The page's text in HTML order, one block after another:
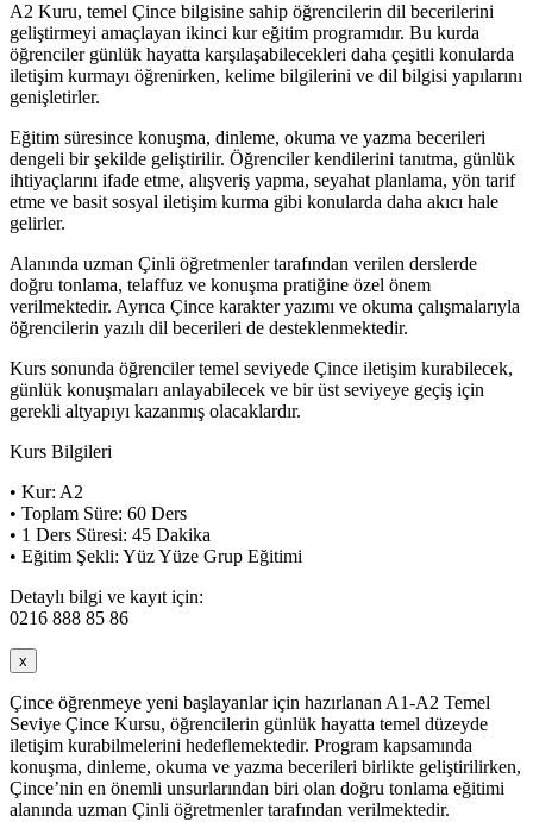
A2 Kuru, temel Çince bilgisine sahip öğrencilerin dil becerilerini
geliştirmeyi amaçlayan ikinci kur eğitim programıdır. Bu kurda
öğrenciler günlük hayatta karşılaşabilecekleri daha çeşitli konularda
iletişim kurmayı öğrenirken, kelime bilgilerini ve dil bilgisi yapılarını
genişletirler.
Eğitim süresince konuşma, dinleme, okuma ve yazma becerileri
dengeli bir şekilde geliştirilir. Öğrenciler kendilerini tanıtma, günlük
ihtiyaçlarını ifade etme, alışveriş yapma, seyahat planlama, yön tarif
etme ve basit sosyal iletişim kurma gibi konularda daha akıcı hale
gelirler.
Alanında uzman Çinli öğretmenler tarafından verilen derslerde
doğru tonlama, telaffuz ve konuşma pratiğine özel önem
verilmektedir. Ayrıca Çince karakter yazımı ve okuma çalışmalarıyla
öğrencilerin yazılı dil becerileri de desteklenmektedir.
Kurs sonunda öğrenciler temel seviyede Çince iletişim kurabilecek,
günlük konuşmaları anlayabilecek ve bir üst seviyeye geçiş için
gerekli altyapıyı kazanmış olacaklardır.
Kurs Bilgileri
• Kur: A2
• Toplam Süre: 60 Ders
• 1 Ders Süresi: 45 Dakika
• Eğitim Şekli: Yüz Yüze Grup Eğitimi
Detaylı bilgi ve kayıt için:
0216 888 85 86
x
Çince öğrenmeye yeni başlayanlar için hazırlanan A1-A2 Temel
Seviye Çince Kursu, öğrencilerin günlük hayatta temel düzeyde
iletişim kurabilmelerini hedeflemektedir. Program kapsamında
konuşma, dinleme, okuma ve yazma becerileri birlikte geliştirilirken,
Çince’nin en önemli unsurlarından biri olan doğru tonlama eğitimi
alanında uzman Çinli öğretmenler tarafından verilmektedir.